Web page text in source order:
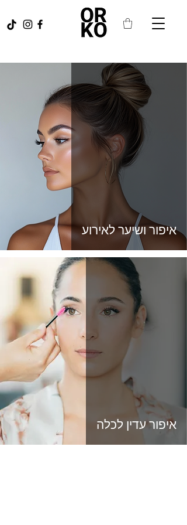
איפור ושיער לאירוע
איפור עדין לכלה